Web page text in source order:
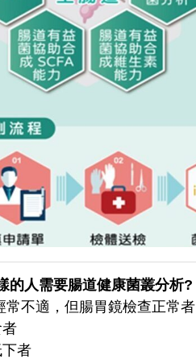
的人需要腸道健康菌叢分析?
常不適，但腸胃鏡檢查正常者
者